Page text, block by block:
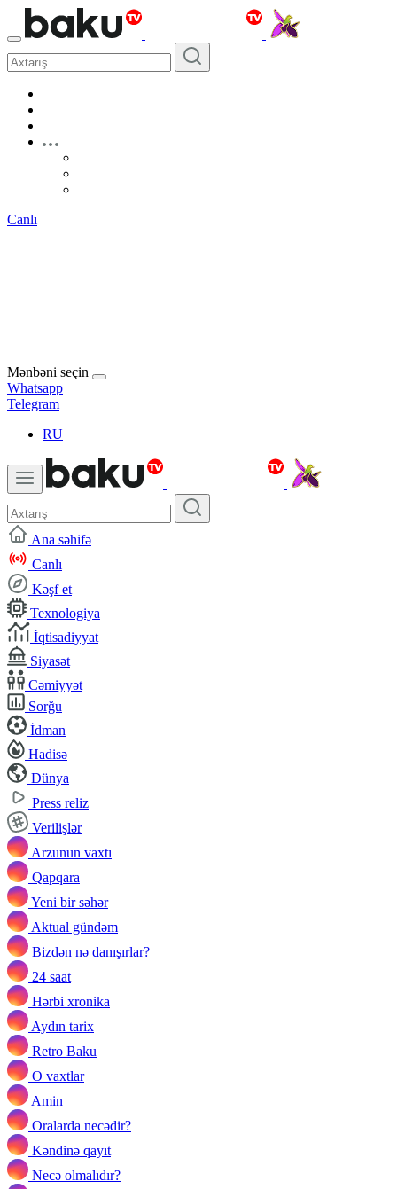
Canlı
Mənbəni seçin
Whatsapp
Telegram
RU
Ana səhifə
Canlı
Kəşf et
Texnologiya
İqtisadiyyat
Siyasət
Cəmiyyət
Sorğu
İdman
Hadisə
Dünya
Press reliz
Verilişlər
Arzunun vaxtı
Qapqara
Yeni bir səhər
Aktual gündəm
Bizdən nə danışırlar?
24 saat
Hərbi xronika
Aydın tarix
Retro Baku
O vaxtlar
Amin
Oralarda necədir?
Kəndinə qayıt
Necə olmalıdır?